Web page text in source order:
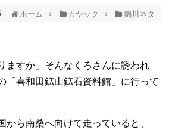
ホーム カヤック 錦川ネタ
ますか」そんなくろさんに誘われ
「喜和田鉱山鉱石資料館」に行って
ら南桑へ向けて走っていると、